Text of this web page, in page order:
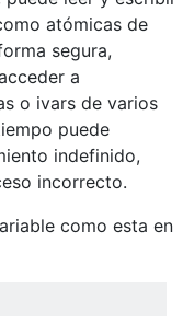
atómicas de
segura,
a
o ivars de varios
puede
indefinido,
incorrecto.
como esta en